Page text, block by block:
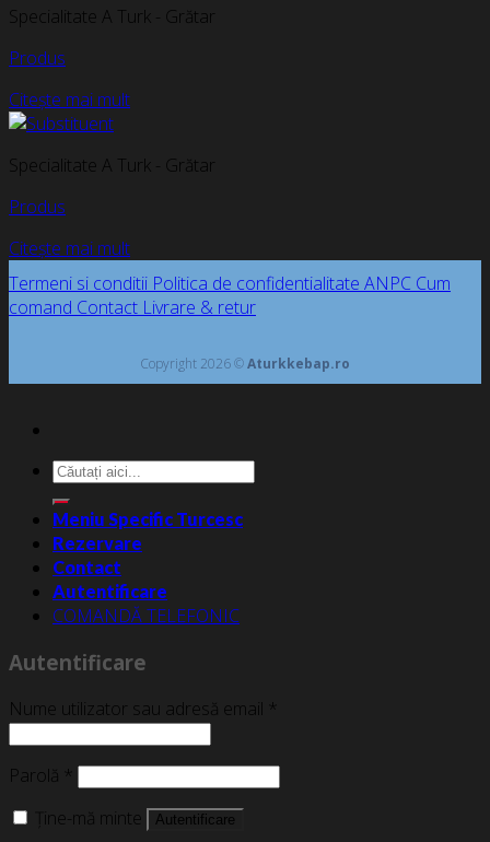
Specialitate A Turk - Grătar
Produs
Citește mai mult
Specialitate A Turk - Grătar
Produs
Citește mai mult
Termeni si conditii Politica de confidentialitate ANPC Cum
comand Contact Livrare & retur
Copyright 2026 ©Aturkkebap.ro
Caută
după:
Meniu Specific Turcesc
Rezervare
Contact
Autentificare
COMANDĂ TELEFONIC
Autentificare
Nume utilizator sau adresă email *
Parolă *
Ține-mă minte
Autentificare